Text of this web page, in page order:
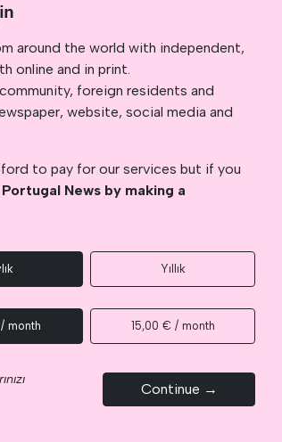
around the world with independent,
online and in print.
foreign residents and
website, social media and
to pay for our services but if you
News by making a
Yıllık
month 15,00 € / month
Continue →